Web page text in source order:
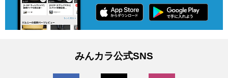
みんカラ公式SNS